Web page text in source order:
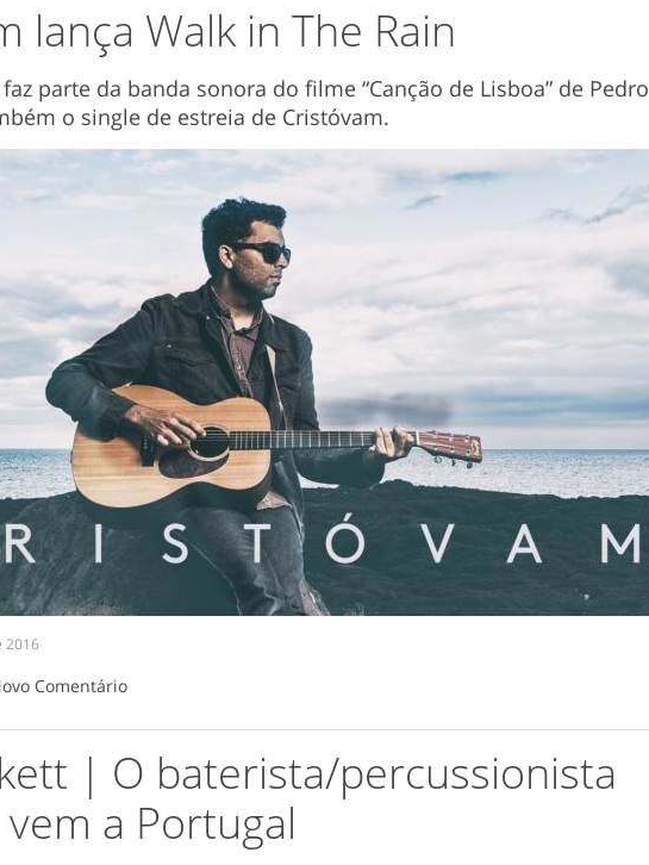
lança Walk in The Rain
parte da banda sonora do filme “Canção de Lisboa” de Pedro
o single de estreia de Cristóvam.
2016
Comentário
| O baterista/percussionista
a Portugal